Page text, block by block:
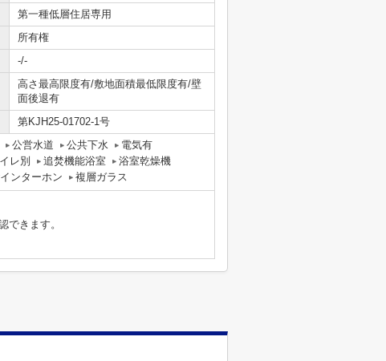
第一種低層住居専用
所有権
-/-
高さ最高限度有/敷地面積最低限度有/壁
面後退有
第KJH25-01702-1号
公営水道 公共下水
電気有
レ別 追焚機能浴室
浴室乾燥機
ンターホン 複層ガラス
できます。